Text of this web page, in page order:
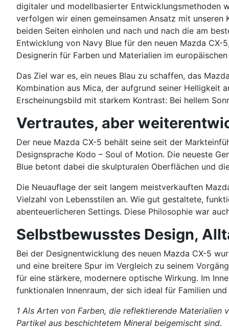
digitaler und modellbasierter Entwicklungsmethoden
verfolgen wir einen gemeinsamen Ansatz mit
beiden Seiten einholen und nach und nach die am
Entwicklung von Navy Blue für den neuen Mazda
Designerin für Farben und Materialien im
Das Ziel war es, ein neues Blau zu schaffen, das
Kombination aus Mica, der aufgrund seiner Helligkeit
Erscheinungsbild mit starkem Kontrast: Bei hellem
Vertrautes, aber
Der neue Mazda CX-5 behält seine seit der
Designsprache Kodo – Soul of Motion. Die neueste
Blue betont dabei die skulpturalen Oberflächen und
Die Neuauflage der seit langem meistverkauften
Vielzahl von Lebensstilen an. Wie gut gestaltete,
abenteuerlicheren Settings. Diese Philosophie war
Selbstbewusstes Design,
Bei der Designentwicklung des neuen Mazda CX-5
und eine breitere Spur im Vergleich zu seinem
für eine stärkere, modernere optische Wirkung. Im
funktionalen Innenraum, der sich ideal für Familien
1 Als Arten von Farben, die reflektierende Materialien
Partikel aus beschichtetem Mineral beigemischt sind.